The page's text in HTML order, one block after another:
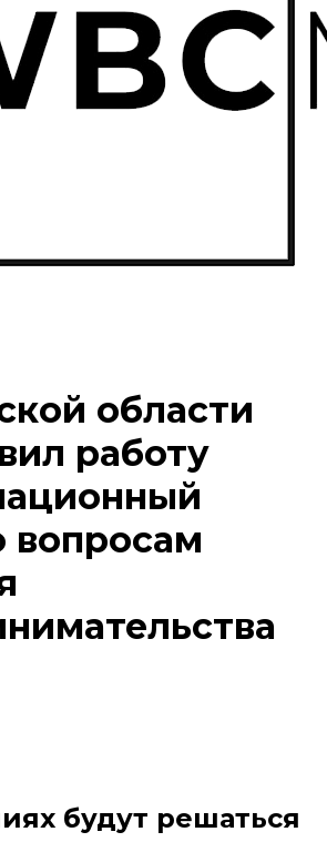
области
работу
вопросам
будут решаться